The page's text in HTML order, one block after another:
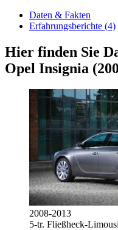
Daten & Fakten
Erfahrungsberichte (4)
Hier finden Sie
Opel Insignia
2008-2013
5-tr. Fließheck-